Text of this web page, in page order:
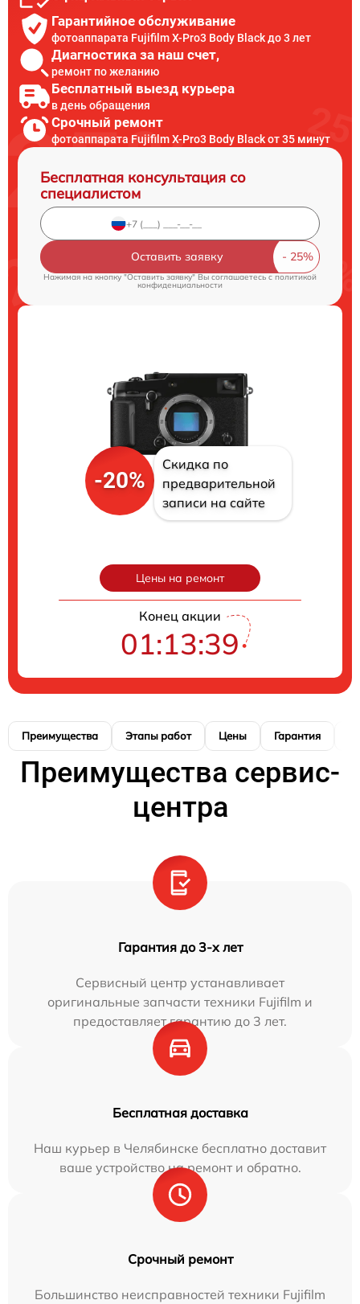
Гарантийное обслуживание
фотоаппарата Fujifilm X-Pro3 Body Black до 3 лет
Диагностика за наш счет,
ремонт по желанию
Бесплатный выезд курьера
в день обращения
Срочный ремонт
фотоаппарата Fujifilm X-Pro3 Body Black от 35 минут
Бесплатная консультация со
специалистом
Оставить заявку
Нажимая на кнопку "Оставить заявку" Вы соглашаетесь c политикой
конфиденциальности
-20%
Скидка по
предварительной
записи на сайте
Цены на ремонт
Конец акции
01:13:38
Преимущества Этапы работ Цены Гарантия
Преимущества сервис-
центра
Гарантия до 3-х лет
Сервисный центр устанавливает
оригинальные запчасти техники Fujifilm и
предоставляет гарантию до 3 лет.
Бесплатная доставка
Наш курьер в Челябинске бесплатно доставит
ваше устройство на ремонт и обратно.
Срочный ремонт
Большинство неисправностей техники Fujifilm